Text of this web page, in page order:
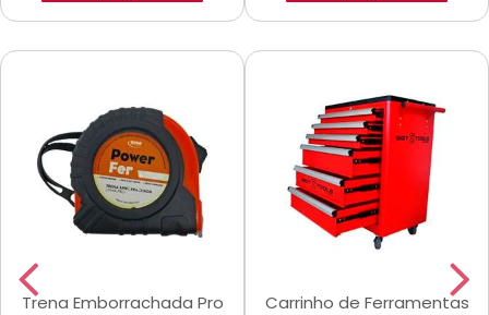
Trena Emborrachada Pro
Carrinho de Ferramentas